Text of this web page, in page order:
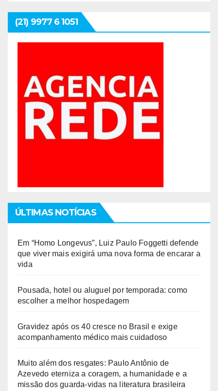
(21) 9977 6 1051
ÚLTIMAS NOTÍCIAS
Em “Homo Longevus”, Luiz Paulo Foggetti defende
que viver mais exigirá uma nova forma de encarar a
vida
Pousada, hotel ou aluguel por temporada: como
escolher a melhor hospedagem
Gravidez após os 40 cresce no Brasil e exige
acompanhamento médico mais cuidadoso
Muito além dos resgates: Paulo Antônio de
Azevedo eterniza a coragem, a humanidade e a
missão dos guarda-vidas na literatura brasileira